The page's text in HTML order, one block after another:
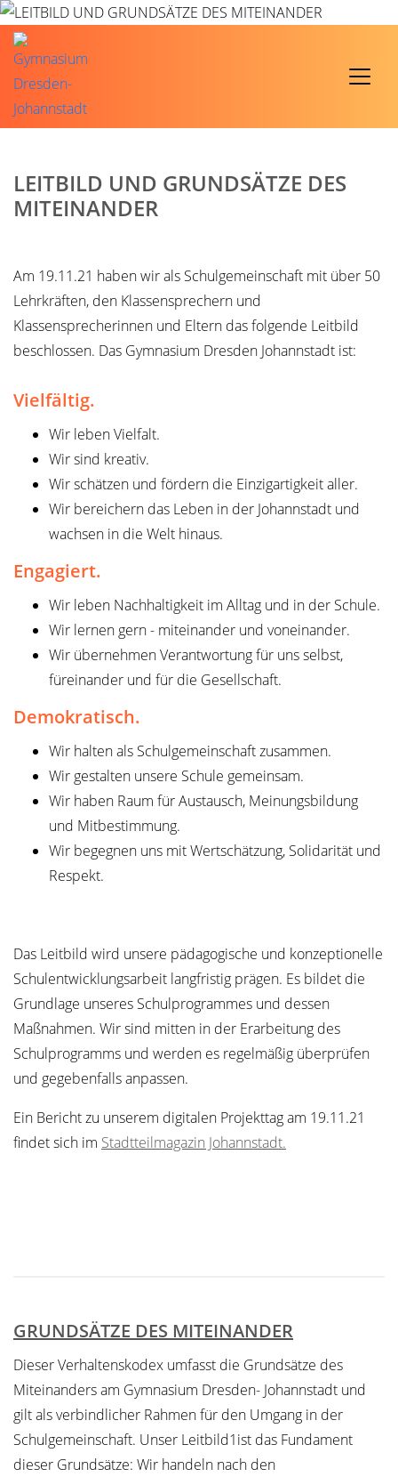
LEITBILD UND GRUNDSÄTZE DES
MITEINANDER
Am 19.11.21 haben wir als Schulgemeinschaft mit über 50
Lehrkräften, den Klassensprechern und
Klassensprecherinnen und Eltern das folgende Leitbild
beschlossen. Das Gymnasium Dresden Johannstadt ist:
Vielfältig.
Wir leben Vielfalt.
Wir sind kreativ.
Wir schätzen und fördern die Einzigartigkeit aller.
Wir bereichern das Leben in der Johannstadt und
wachsen in die Welt hinaus.
Engagiert.
Wir leben Nachhaltigkeit im Alltag und in der Schule.
Wir lernen gern - miteinander und voneinander.
Wir übernehmen Verantwortung für uns selbst,
füreinander und für die Gesellschaft.
Demokratisch.
Wir halten als Schulgemeinschaft zusammen.
Wir gestalten unsere Schule gemeinsam.
Wir haben Raum für Austausch, Meinungsbildung
und Mitbestimmung.
Wir begegnen uns mit Wertschätzung, Solidarität und
Respekt.
Das Leitbild wird unsere pädagogische und konzeptionelle
Schulentwicklungsarbeit langfristig prägen. Es bildet die
Grundlage unseres Schulprogrammes und dessen
Maßnahmen. Wir sind mitten in der Erarbeitung des
Schulprogramms und werden es regelmäßig überprüfen
und gegebenfalls anpassen.
Ein Bericht zu unserem digitalen Projekttag am 19.11.21
findet sich im Stadtteilmagazin Johannstadt.
GRUNDSÄTZE DES MITEINANDER
Dieser Verhaltenskodex umfasst die Grundsätze des
Miteinanders am Gymnasium Dresden- Johannstadt und
gilt als verbindlicher Rahmen für den Umgang in der
Schulgemeinschaft. Unser Leitbild1ist das Fundament
dieser Grundsätze: Wir handeln nach den